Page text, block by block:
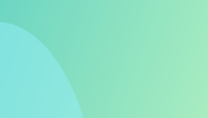
desideri mantenere